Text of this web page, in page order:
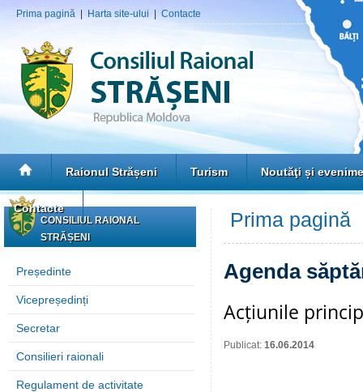
Prima pagină Harta site-ului Contacte
Raionul Strășeni Turism Noutăţi și
Contacte
CONSILIUL RAIONAL
STRĂȘENI
Președinte
Vicepreședinți
Secretar
Consilieri raionali
Regulament de activitate
Prima pagină
Agenda
Acțiunile
Publicat: 16.06.2014